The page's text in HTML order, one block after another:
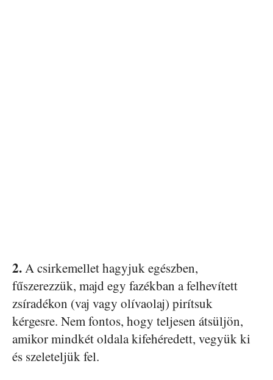
2.A csirkemellet hagyjuk egészben,
fűszerezzük, majd egy fazékban a felhevített
zsíradékon (vaj vagy olívaolaj) pirítsuk
kérgesre. Nem fontos, hogy teljesen átsüljön,
amikor mindkét oldala kifehéredett, vegyük ki
és szeleteljük fel.